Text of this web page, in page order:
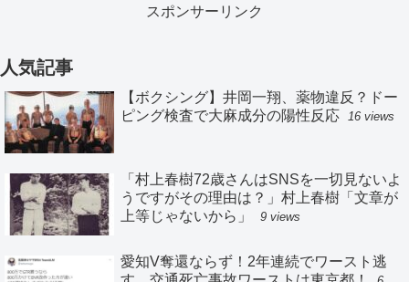
スポンサーリンク
人気記事
【ボクシング】井岡一翔、薬物違反？ドー
ピング検査で大麻成分の陽性反応
16 views
「村上春樹72歳さんはSNSを一切見ないよ
うですがその理由は？」村上春樹「文章が
上等じゃないから」
9 views
愛知V奪還ならず！2年連続でワースト逃